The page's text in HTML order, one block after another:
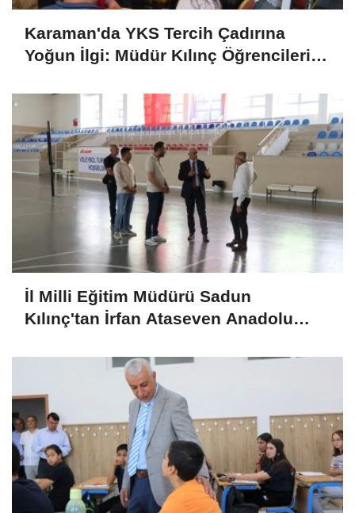
Karaman'da YKS Tercih Çadırına
Yoğun İlgi: Müdür Kılınç Öğrencileri
İl Milli Eğitim Müdürü Sadun
Kılınç'tan İrfan Ataseven Anadolu